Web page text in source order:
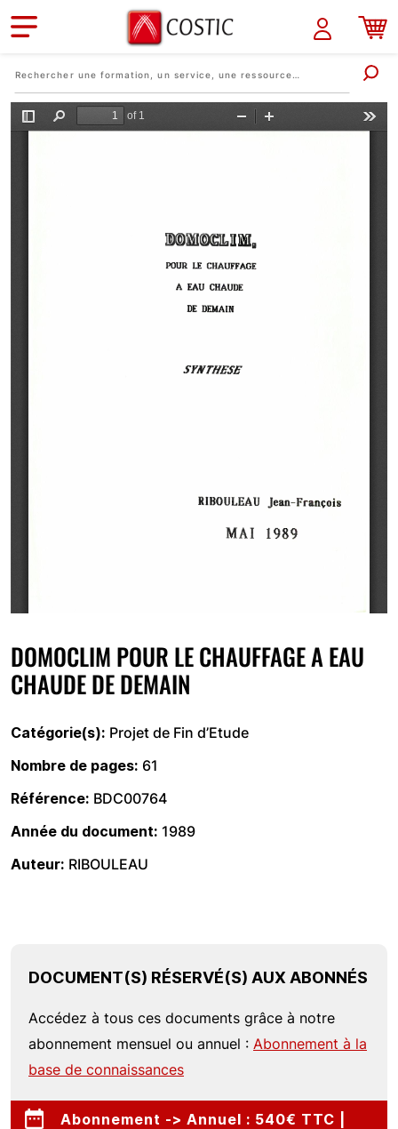
Aller au contenu principal
DOMOCLIM POUR LE CHAUFFAGE A EAU
CHAUDE DE DEMAIN
Catégorie(s) Projet de Fin d’Etude
Nombre de pages 61
Référence BDC00764
Année du document 1989
Auteur RIBOULEAU
DOCUMENT(S) RÉSERVÉ(S) AUX ABONNÉS
Accédez à tous ces documents grâce à notre
abonnement mensuel ou annuel : Abonnement à la
base de connaissances
Abonnement -> Annuel : 540€ TTC |